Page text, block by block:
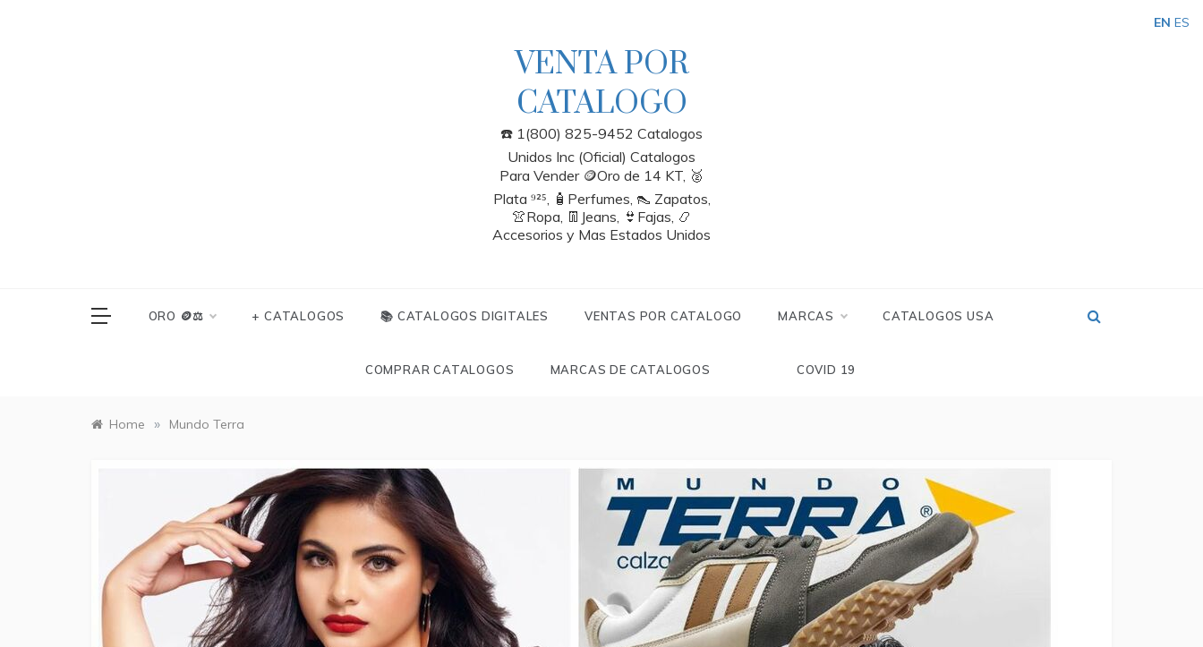
VENTA POR
CATALOGO
☎️ 1(800) 825-9452 Catalogos
Unidos Inc (Oficial) Catalogos
Para Vender 🪙Oro de 14 KT, 🥈
Plata ⁹²⁵, 🧴Perfumes, 👠 Zapatos,
👚Ropa, 👖Jeans, 👙Fajas, 📿
Accesorios y Mas Estados Unidos
ORO 🪙⚖️ + CATALOGOS 📚 CATALOGOS DIGITALES VENTAS POR CATALOGO MARCAS CATALOGOS USA
COMPRAR CATALOGOS MARCAS DE CATALOGOS COVID 19
Home » Mundo Terra
EN ES